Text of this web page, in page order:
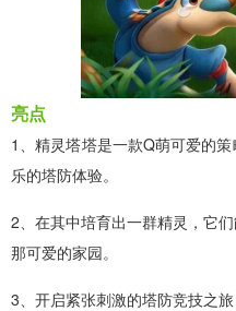
亮点
1、精灵塔塔是一款Q萌可爱的
乐的塔防体验。
2、在其中培育出一群精灵，它
那可爱的家园。
3、开启紧张刺激的塔防竞技之